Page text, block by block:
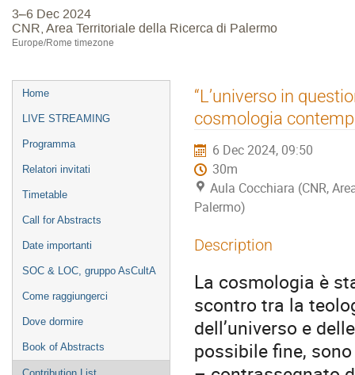
3–6 Dec 2024
CNR, Area Territoriale della Ricerca di Palermo
Europe/Rome timezone
Event
menu
Home
LIVE STREAMING
Programma
Relatori invitati
Timetable
Call for Abstracts
Date importanti
SOC & LOC, gruppo AsCultA
Come raggiungerci
Dove dormire
Book of Abstracts
“L’universo in
cosmologia
6 Dec 2024, 09:50
30m
Aula Cocchiara (CNR,
Palermo)
Description
La cosmologia è
scontro tra la
dell’universo e
possibile fine,